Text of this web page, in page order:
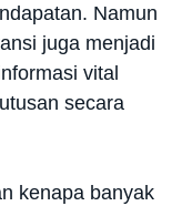
Namun
juga menjadi
vital
secara
kenapa banyak